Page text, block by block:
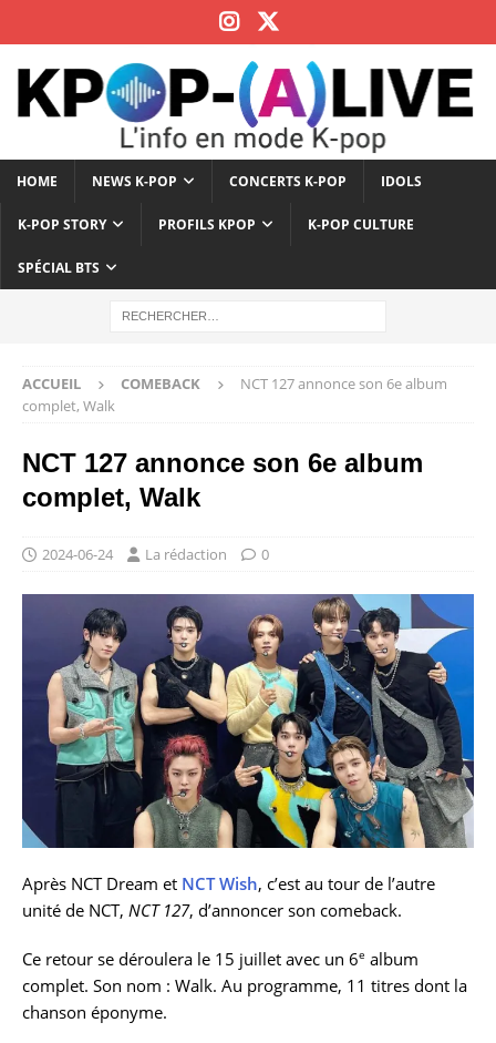
HOME NEWS K-POP CONCERTS K-POP IDOLS
K-POP STORY PROFILS KPOP K-POP CULTURE
SPÉCIAL BTS
ACCUEIL COMEBACK
NCT 127 annonce son 6e album
complet, Walk
NCT 127 annonce son 6e album
complet, Walk
2024-06-24 La rédaction 0
Après NCT Dream et NCT Wish, c’est au tour de l’autre
unité de NCT, NCT 127, d’annoncer son comeback.
Ce retour se déroulera le 15 juillet avec un 6e album
complet. Son nom : Walk. Au programme, 11 titres dont la
chanson éponyme.